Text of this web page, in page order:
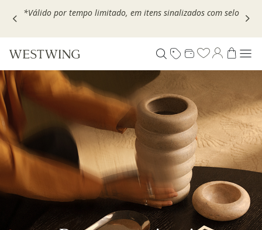
Escolha seu VOUCHER e ganhe até 30% OFF*: useMOVEL30,